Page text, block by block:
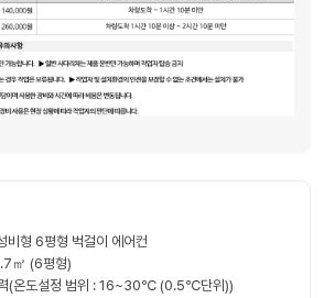
형 6평형 벅걸이 에어컨
㎡ (6평형)
(온도설정 범위 : 16~30℃ (0.5℃단위))